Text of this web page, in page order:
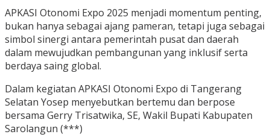
APKASI Otonomi Expo 2025 menjadi momentum penting,
bukan hanya sebagai ajang pameran, tetapi juga sebagai
simbol sinergi antara pemerintah pusat dan daerah
dalam mewujudkan pembangunan yang inklusif serta
berdaya saing global.
Dalam kegiatan APKASI Otonomi Expo di Tangerang
Selatan Yosep menyebutkan bertemu dan berpose
bersama Gerry Trisatwika, SE, Wakil Bupati Kabupaten
Sarolangun (***)